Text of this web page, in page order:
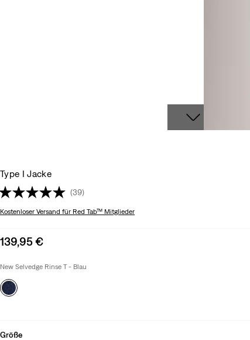
Type I Jacke
(39)
Kostenloser Versand für Red Tab™ Mitglieder
Sale
is
139,95 €
New Selvedge Rinse T - Blau
Größe